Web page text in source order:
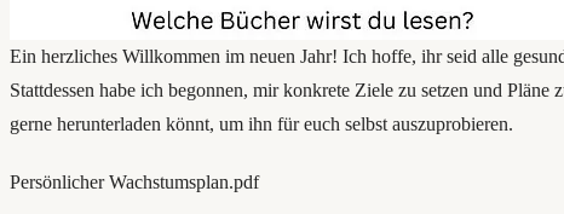
Ein herzliches Willkommen im neuen Jahr! Ich hoffe, ihr seid alle
Stattdessen habe ich begonnen, mir konkrete Ziele zu setzen und
gerne herunterladen könnt, um ihn für euch selbst auszuprobieren.
Persönlicher Wachstumsplan.pdf